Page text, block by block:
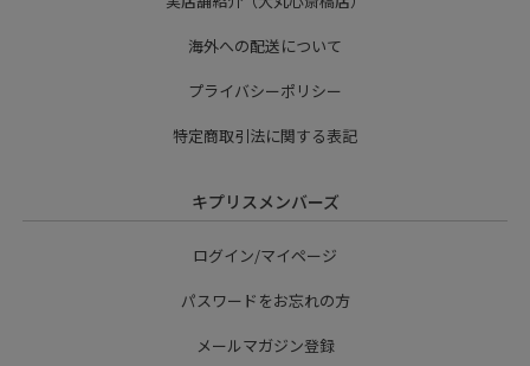
海外への配送について
プライバシーポリシー
特定商取引法に関する表記
キプリスメンバーズ
ログイン/マイページ
パスワードをお忘れの方
メールマガジン登録